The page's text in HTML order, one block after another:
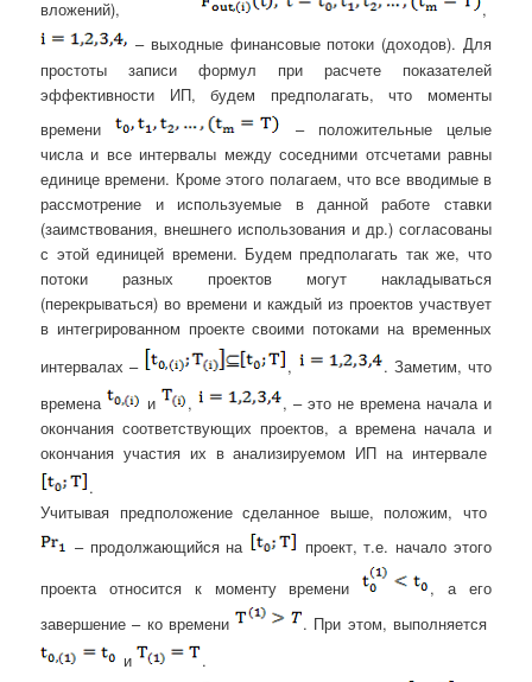
вложений),
,
– выходные финансовые потоки (доходов). Для
простоты записи формул при расчете показателей
эффективности ИП, будем предполагать, что моменты
времени
– положительные целые
числа и все интервалы между соседними отсчетами равны
единице времени. Кроме этого полагаем, что все вводимые в
рассмотрение и используемые в данной работе ставки
(заимствования, внешнего использования и др.) согласованы
с этой единицей времени. Будем предполагать так же, что
потоки разных проектов могут накладываться
(перекрываться) во времени и каждый из проектов участвует
в интегрированном проекте своими потоками на временных
интервалах –
,
. Заметим, что
времена
и ,
, – это не времена начала и
окончания соответствующих проектов, а времена начала и
окончания участия их в анализируемом ИП на интервале
.
Учитывая предположение сделанное выше, положим, что
– продолжающийся на
проект, т.е. начало этого
проекта относится к моменту времени
, а его
завершение – ко времени
. При этом, выполняется
и
.